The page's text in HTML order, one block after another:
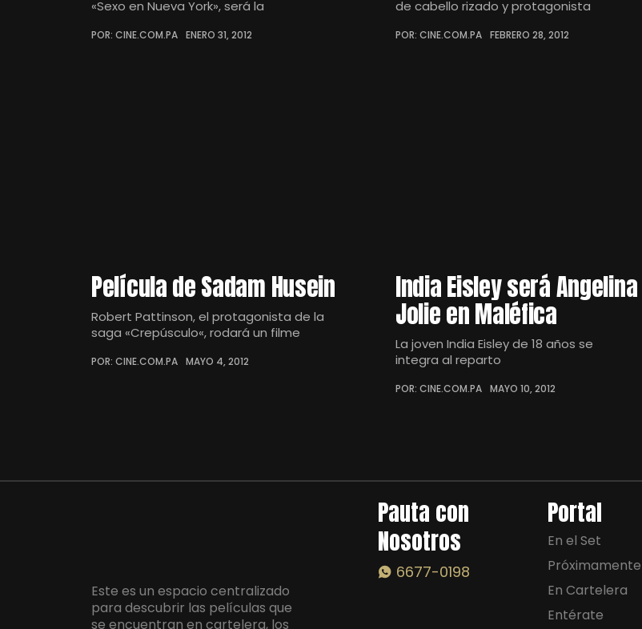
«Sexo en Nueva York», será la
POR: CINE.COM.PA ENERO 31, 2012
de cabello rizado y protagonista
POR: CINE.COM.PA FEBRERO 28, 2012
Película de Sadam Husein
Robert Pattinson, el protagonista de la
saga «Crepúsculo«, rodará un filme
POR: CINE.COM.PA MAYO 4, 2012
India Eisley será Angelina
Jolie en Maléfica
La joven India Eisley de 18 años se
integra al reparto
POR: CINE.COM.PA MAYO 10, 2012
Este es un espacio centralizado
para descubrir las películas que
se encuentran en cartelera, los
Pauta con
Nosotros
6677-0198
Portal
En el Set
Próximamente
En Cartelera
Entérate